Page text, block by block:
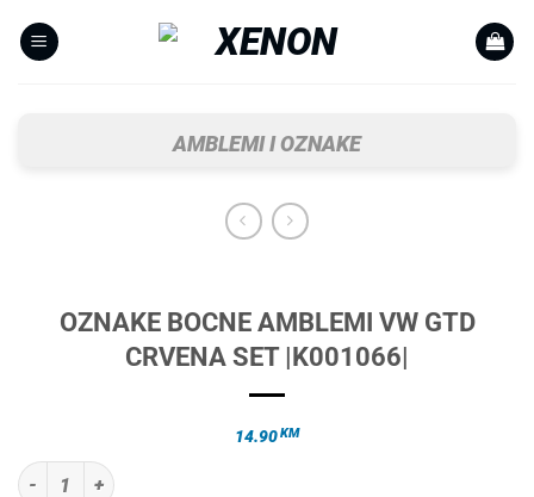
AMBLEMI I OZNAKE
OZNAKE BOCNE AMBLEMI VW GTD
CRVENA SET |K001066|
14.90KM
OZNAKE BOCNE AMBLEMI VW GTD CRVENA SET |K001066| količina